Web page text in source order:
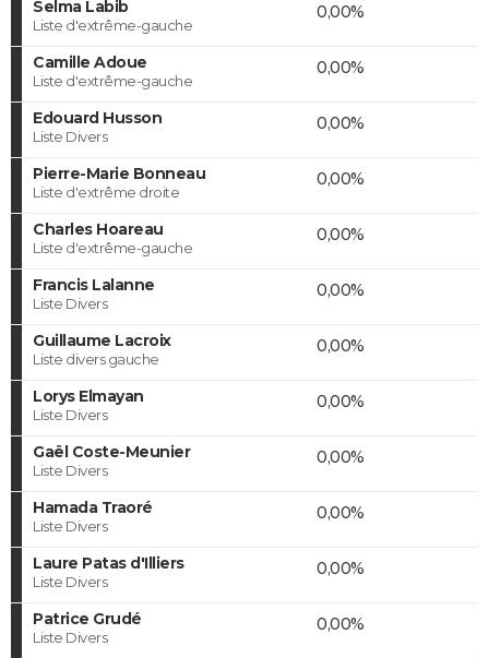
Selma Labib
Liste d'extrême-gauche
0,00%
Camille Adoue
Liste d'extrême-gauche
0,00%
Edouard Husson
Liste Divers
0,00%
Pierre-Marie Bonneau
Liste d'extrême droite
0,00%
Charles Hoareau
Liste d'extrême-gauche
0,00%
Francis Lalanne
Liste Divers
0,00%
Guillaume Lacroix
Liste divers gauche
0,00%
Lorys Elmayan
Liste Divers
0,00%
Gaël Coste-Meunier
Liste Divers
0,00%
Hamada Traoré
Liste Divers
0,00%
Laure Patas d'Illiers
Liste Divers
0,00%
Patrice Grudé
Liste Divers
0,00%